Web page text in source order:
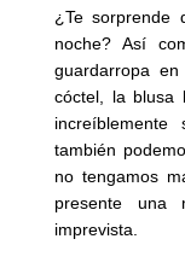
¿Te sorprende
noche? Así
guardarropa
cóctel, la blusa
increíblemente
también
no tengamos
presente
imprevista.